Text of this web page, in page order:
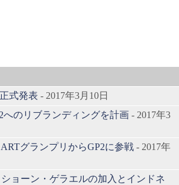
式発表 - 2017年3月10日
へのリブランディングを計画 - 2017年3
グランプリからGP2に参戦 - 2017年
ショーン・ゲラエルの加入とインドネ